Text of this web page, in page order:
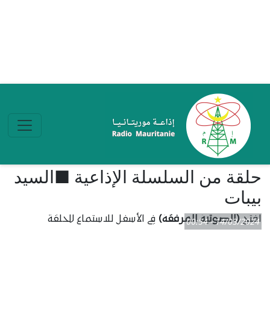
حلقة من السلسلة الإذاعية ■السيد
بيبات
14/03/2024 - 00:54
افتح(الصوتية المرفقة) في الأسفل للاستماع للحلقة